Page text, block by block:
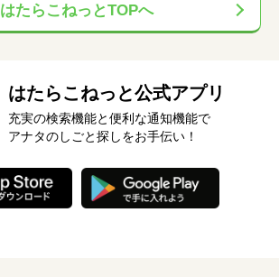
はたらこねっとTOPへ
はたらこねっと公式アプリ
充実の検索機能と便利な通知機能で
アナタのしごと探しをお手伝い！